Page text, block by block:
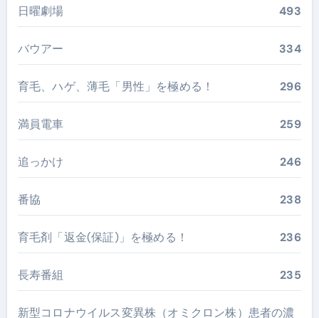
日曜劇場 493
バウアー 334
育毛、ハゲ、薄毛「男性」を極める！ 296
満員電車 259
追っかけ 246
番協 238
育毛剤「返金(保証)」を極める！ 236
長寿番組 235
新型コロナウイルス変異株（オミクロン株）患者の濃